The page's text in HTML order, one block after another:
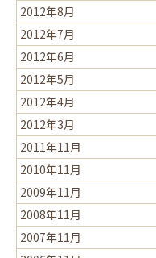
2012年8月
2012年7月
2012年6月
2012年5月
2012年4月
2012年3月
2011年11月
2010年11月
2009年11月
2008年11月
2007年11月